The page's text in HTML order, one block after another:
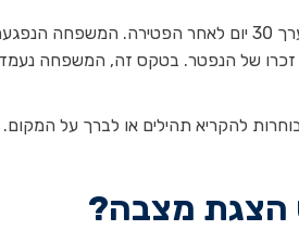
הנהוג כיום הוא כי טקס גילוי המצבה נערך 30 יום
של הנפטר. בטקס זה, המשפחה נעמדת
להקריא תהילים או לברך על המקום.
הצגת מצבה?